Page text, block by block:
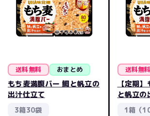
送料無料 おまとめ
もち麦満腹バー 鯛と帆立の
出汁仕立て
3箱30袋
送料無料
【定期
と帆立の
1箱（10